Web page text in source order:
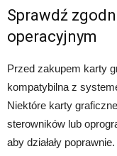
Sprawdź
operacyjnym
Przed zakupem karty
kompatybilna z
Niektóre karty
sterowników lub
aby działały poprawnie.